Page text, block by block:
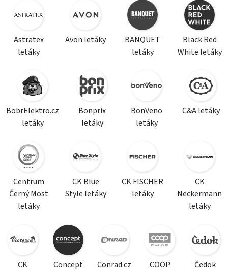
Astratex
letáky
Avon letáky
BANQUET
letáky
Black Red
White letáky
BobrElektro.cz
letáky
Bonprix
letáky
BonVeno
letáky
C&A letáky
Centrum
Černý Most
letáky
CK Blue
Style letáky
CK FISCHER
letáky
CK
Neckermann
letáky
CK
Concept
Conrad.cz
COOP
Čedok